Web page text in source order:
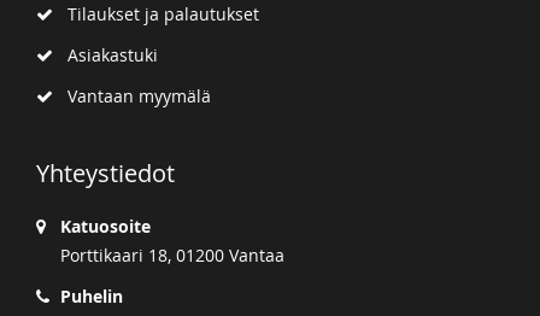
Tilaukset ja palautukset
Asiakastuki
Vantaan myymälä
Yhteystiedot
Katuosoite
Porttikaari 18, 01200 Vantaa
Puhelin